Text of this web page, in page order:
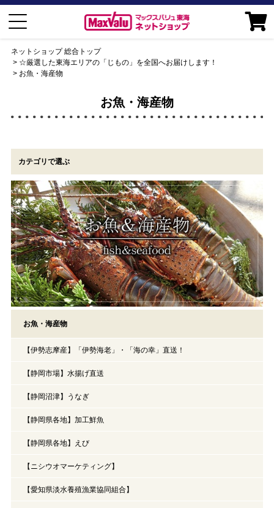
ネットショップ 総合トップ
☆厳選した東海エリアの「じもの」を全国へお届けします！
お魚・海産物
お魚・海産物
カテゴリで選ぶ
お魚・海産物
【伊勢志摩産】「伊勢海老」・「海の幸」直送！
【静岡市場】水揚げ直送
【静岡沼津】うなぎ
【静岡県各地】加工鮮魚
【静岡県各地】えび
【ニシウオマーケティング】
【愛知県淡水養殖漁業協同組合】